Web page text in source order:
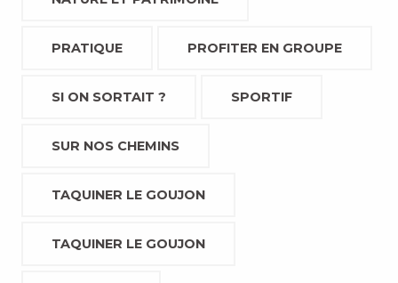
PRATIQUE PROFITER EN GROUPE
SI ON SORTAIT ? SPORTIF
SUR NOS CHEMINS
TAQUINER LE GOUJON
TAQUINER LE GOUJON